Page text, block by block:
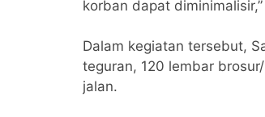
korban dapat
Dalam kegiatan tersebut,
teguran, 120 lembar
jalan.